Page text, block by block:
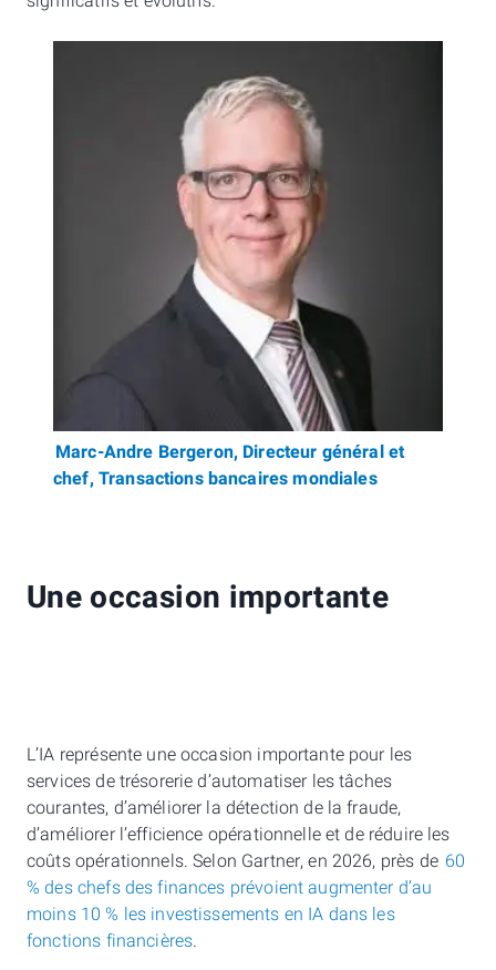
Marc-Andre Bergeron, Directeur général et
chef, Transactions bancaires mondiales
Une occasion importante
L’IA représente une occasion importante pour les
services de trésorerie d’automatiser les tâches
courantes, d’améliorer la détection de la fraude,
d’améliorer l’efficience opérationnelle et de réduire les
coûts opérationnels. Selon Gartner, en 2026, près de 60
% des chefs des finances prévoient augmenter d’au
moins 10 % les investissements en IA dans les
fonctions financières.